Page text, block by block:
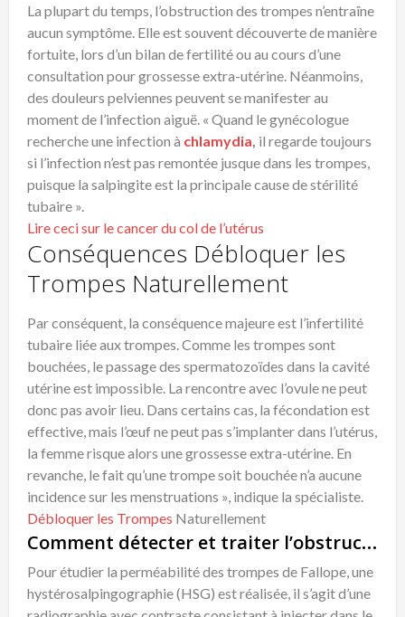
La plupart du temps, l’obstruction des trompes n’entraîne
aucun symptôme. Elle est souvent découverte de manière
fortuite, lors d’un bilan de fertilité ou au cours d’une
consultation pour grossesse extra-utérine. Néanmoins,
des douleurs pelviennes peuvent se manifester au
moment de l’infection aiguë. « Quand le gynécologue
recherche une infection à chlamydia, il regarde toujours
si l’infection n’est pas remontée jusque dans les trompes,
puisque la salpingite est la principale cause de stérilité
tubaire ».
Lire ceci sur le cancer du col de l’utérus
Conséquences Débloquer les
Trompes Naturellement
Par conséquent, la conséquence majeure est l’infertilité
tubaire liée aux trompes. Comme les trompes sont
bouchées, le passage des spermatozoïdes dans la cavité
utérine est impossible. La rencontre avec l’ovule ne peut
donc pas avoir lieu. Dans certains cas, la fécondation est
effective, mais l’œuf ne peut pas s’implanter dans l’utérus,
la femme risque alors une grossesse extra-utérine. En
revanche, le fait qu’une trompe soit bouchée n’a aucune
incidence sur les menstruations », indique la spécialiste.
Débloquer les Trompes Naturellement
Comment détecter et traiter l’obstruction des trompes de Fallope ?
Pour étudier la perméabilité des trompes de Fallope, une
hystérosalpingographie (HSG) est réalisée, il s’agit d’une